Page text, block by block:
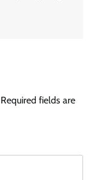
Required fields are